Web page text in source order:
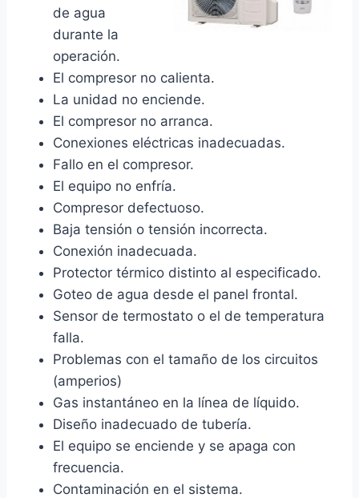
de agua
durante la
operación.
El compresor no calienta.
La unidad no enciende.
El compresor no arranca.
Conexiones eléctricas inadecuadas.
Fallo en el compresor.
El equipo no enfría.
Compresor defectuoso.
Baja tensión o tensión incorrecta.
Conexión inadecuada.
Protector térmico distinto al especificado.
Goteo de agua desde el panel frontal.
Sensor de termostato o el de temperatura
falla.
Problemas con el tamaño de los circuitos
(amperios)
Gas instantáneo en la línea de líquido.
Diseño inadecuado de tubería.
El equipo se enciende y se apaga con
frecuencia.
Contaminación en el sistema.